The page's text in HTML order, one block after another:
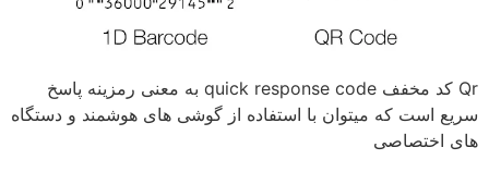
Qr کد مخفف quick response code به معنی رمزینه پاسخ
سریع است که میتوان با استفاده از گوشی های هوشمند و دستگاه
های اختصاصی